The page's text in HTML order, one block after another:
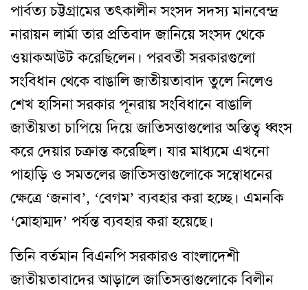
পার্বত্য চট্টগ্রামের তৎকালীন সংসদ সদস্য মানবেন্দ্র
নারায়ন লার্মা তার প্রতিবাদ জানিয়ে সংসদ থেকে
ওয়াকআউট করেছিলেন। পরবর্তী সরকারগুলো
সংবিধান থেকে বাঙালি জাতীয়তাবাদ তুলে নিলেও
শেখ হাসিনা সরকার পূনরায় সংবিধানে বাঙালি
জাতীয়তা চাপিয়ে দিয়ে জাতিসত্তাগুলোর অস্তিত্ব ধ্বংস
করে দেয়ার চক্রান্ত করেছিল। যার মাধ্যমে এখনো
পাহাড়ি ও সমতলের জাতিসত্তাগুলোকে সম্বোধনের
ক্ষেত্রে ‘জনাব’, ‘বেগম’ ব্যবহার করা হচ্ছে। এমনকি
‘মোহাম্মদ’ পর্যন্ত ব্যবহার করা হয়েছে।
তিনি বর্তমান বিএনপি সরকারও বাংলাদেশী
জাতীয়তাবাদের আড়ালে জাতিসত্তাগুলোকে বিলীন